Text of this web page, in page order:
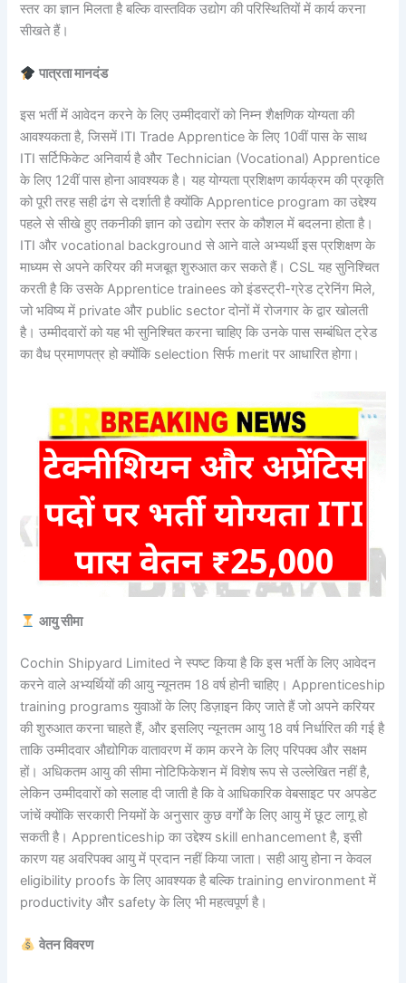
स्तर का ज्ञान मिलता है बल्कि वास्तविक उद्योग की परिस्थितियों में कार्य करना
सीखते हैं।
पात्रता मानदंड
इस भर्ती में आवेदन करने के लिए उम्मीदवारों को निम्न शैक्षणिक योग्यता की
आवश्यकता है, जिसमें ITI Trade Apprentice के लिए 10वीं पास के साथ
ITI सर्टिफिकेट अनिवार्य है और Technician (Vocational) Apprentice
के लिए 12वीं पास होना आवश्यक है। यह योग्यता प्रशिक्षण कार्यक्रम की प्रकृति
को पूरी तरह सही ढंग से दर्शाती है क्योंकि Apprentice program का उद्देश्य
पहले से सीखे हुए तकनीकी ज्ञान को उद्योग स्तर के कौशल में बदलना होता है।
ITI और vocational background से आने वाले अभ्यर्थी इस प्रशिक्षण के
माध्यम से अपने करियर की मजबूत शुरुआत कर सकते हैं। CSL यह सुनिश्चित
करती है कि उसके Apprentice trainees को इंडस्ट्री-ग्रेड ट्रेनिंग मिले,
जो भविष्य में private और public sector दोनों में रोजगार के द्वार खोलती
है। उम्मीदवारों को यह भी सुनिश्चित करना चाहिए कि उनके पास सम्बंधित ट्रेड
का वैध प्रमाणपत्र हो क्योंकि selection सिर्फ merit पर आधारित होगा।
आयु सीमा
Cochin Shipyard Limited ने स्पष्ट किया है कि इस भर्ती के लिए आवेदन
करने वाले अभ्यर्थियों की आयु न्यूनतम 18 वर्ष होनी चाहिए। Apprenticeship
training programs युवाओं के लिए डिज़ाइन किए जाते हैं जो अपने करियर
की शुरुआत करना चाहते हैं, और इसलिए न्यूनतम आयु 18 वर्ष निर्धारित की गई है
ताकि उम्मीदवार औद्योगिक वातावरण में काम करने के लिए परिपक्व और सक्षम
हों। अधिकतम आयु की सीमा नोटिफिकेशन में विशेष रूप से उल्लेखित नहीं है,
लेकिन उम्मीदवारों को सलाह दी जाती है कि वे आधिकारिक वेबसाइट पर अपडेट
जांचें क्योंकि सरकारी नियमों के अनुसार कुछ वर्गों के लिए आयु में छूट लागू हो
सकती है। Apprenticeship का उद्देश्य skill enhancement है, इसी
कारण यह अवरिपक्व आयु में प्रदान नहीं किया जाता। सही आयु होना न केवल
eligibility proofs के लिए आवश्यक है बल्कि training environment में
productivity और safety के लिए भी महत्वपूर्ण है।
वेतन विवरण